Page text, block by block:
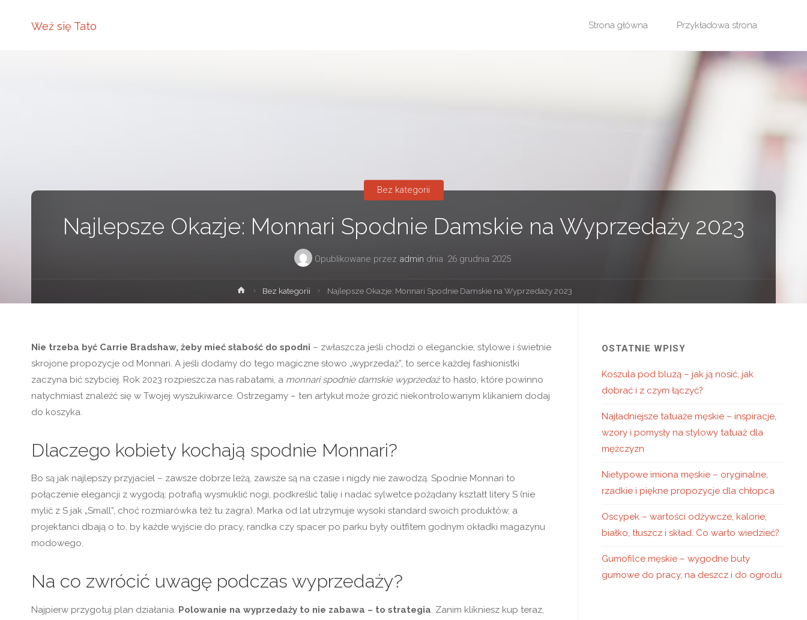
Weź się Tato Strona główna Przykładowa strona
Najlepsze Okazje: Monnari Spodnie Damskie na Wyprzedaży 2023
Opublikowane przez admin dnia 26 grudnia 2025
Bez kategorii
Strona
główna
Bez kategorii Najlepsze Okazje: Monnari Spodnie Damskie na Wyprzedaży 2023
Nie trzeba być Carrie Bradshaw, żeby mieć słabość do spodni – zwłaszcza jeśli chodzi o eleganckie, stylowe i świetnie
skrojone propozycje od Monnari. A jeśli dodamy do tego magiczne słowo „wyprzedaż”, to serce każdej fashionistki
zaczyna bić szybciej. Rok 2023 rozpieszcza nas rabatami, a monnari spodnie damskie wyprzedażto hasło, które powinno
natychmiast znaleźć się w Twojej wyszukiwarce. Ostrzegamy – ten artykuł może grozić niekontrolowanym klikaniem dodaj
do koszyka.
Dlaczego kobiety kochają spodnie Monnari?
Bo są jak najlepszy przyjaciel – zawsze dobrze leżą, zawsze są na czasie i nigdy nie zawodzą. Spodnie Monnari to
połączenie elegancji z wygodą: potrafią wysmuklić nogi, podkreślić talię i nadać sylwetce pożądany kształt litery S (nie
mylić z S jak „Small”, choć rozmiarówka też tu zagra). Marka od lat utrzymuje wysoki standard swoich produktów, a
projektanci dbają o to, by każde wyjście do pracy, randka czy spacer po parku były outfitem godnym okładki magazynu
modowego.
Na co zwrócić uwagę podczas wyprzedaży?
Najpierw przygotuj plan działania. Polowanie na wyprzedaży to nie zabawa – to strategia. Zanim klikniesz kup teraz,
OSTATNIE WPISY
Koszula pod bluzą – jak ją nosić, jak
dobrać i z czym łączyć?
Najładniejsze tatuaże męskie – inspiracje,
wzory i pomysły na stylowy tatuaż dla
mężczyzn
Nietypowe imiona męskie – oryginalne,
rzadkie i piękne propozycje dla chłopca
Oscypek – wartości odżywcze, kalorie,
białko, tłuszcz i skład. Co warto wiedzieć?
Gumofilce męskie – wygodne buty
gumowe do pracy, na deszcz i do ogrodu